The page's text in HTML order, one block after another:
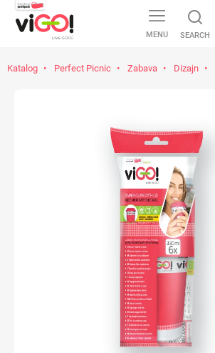
MENU SEARCH
Katalog Perfect Picnic Zabava Dizajn